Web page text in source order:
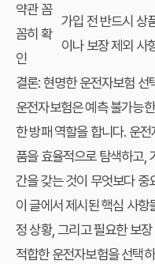
약관 꼼
꼼히 확
인
가입 전 반드시 상
이나 보장 제외 사
결론: 현명한 운전자보험 선
운전자보험은 예측 불가능
한 방패 역할을 합니다. 운전
품을 효율적으로 탐색하고,
간을 갖는 것이 무엇보다 중
이 글에서 제시된 핵심 사항
정 상황, 그리고 필요한 보
적합한 운전자보험을 선택